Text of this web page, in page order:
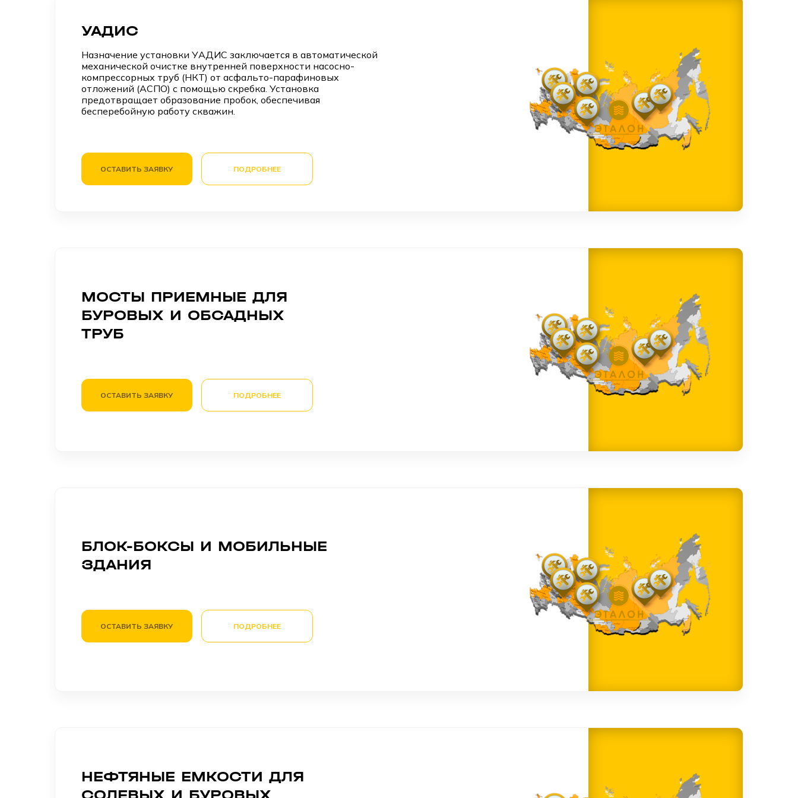
УАДИС
Назначение установки УАДИС заключается в автоматической
механической очистке внутренней поверхности насосно-
компрессорных труб (НКТ) от асфальто-парафиновых
отложений (АСПО) с помощью скребка. Установка
предотвращает образование пробок, обеспечивая
бесперебойную работу скважин.
ОСТАВИТЬ ЗАЯВКУ ПОДРОБНЕЕ
МОСТЫ ПРИЕМНЫЕ ДЛЯ
БУРОВЫХ И ОБСАДНЫХ
ТРУБ
ОСТАВИТЬ ЗАЯВКУ ПОДРОБНЕЕ
БЛОК-БОКСЫ И МОБИЛЬНЫЕ
ЗДАНИЯ
ОСТАВИТЬ ЗАЯВКУ ПОДРОБНЕЕ
НЕФТЯНЫЕ ЕМКОСТИ ДЛЯ